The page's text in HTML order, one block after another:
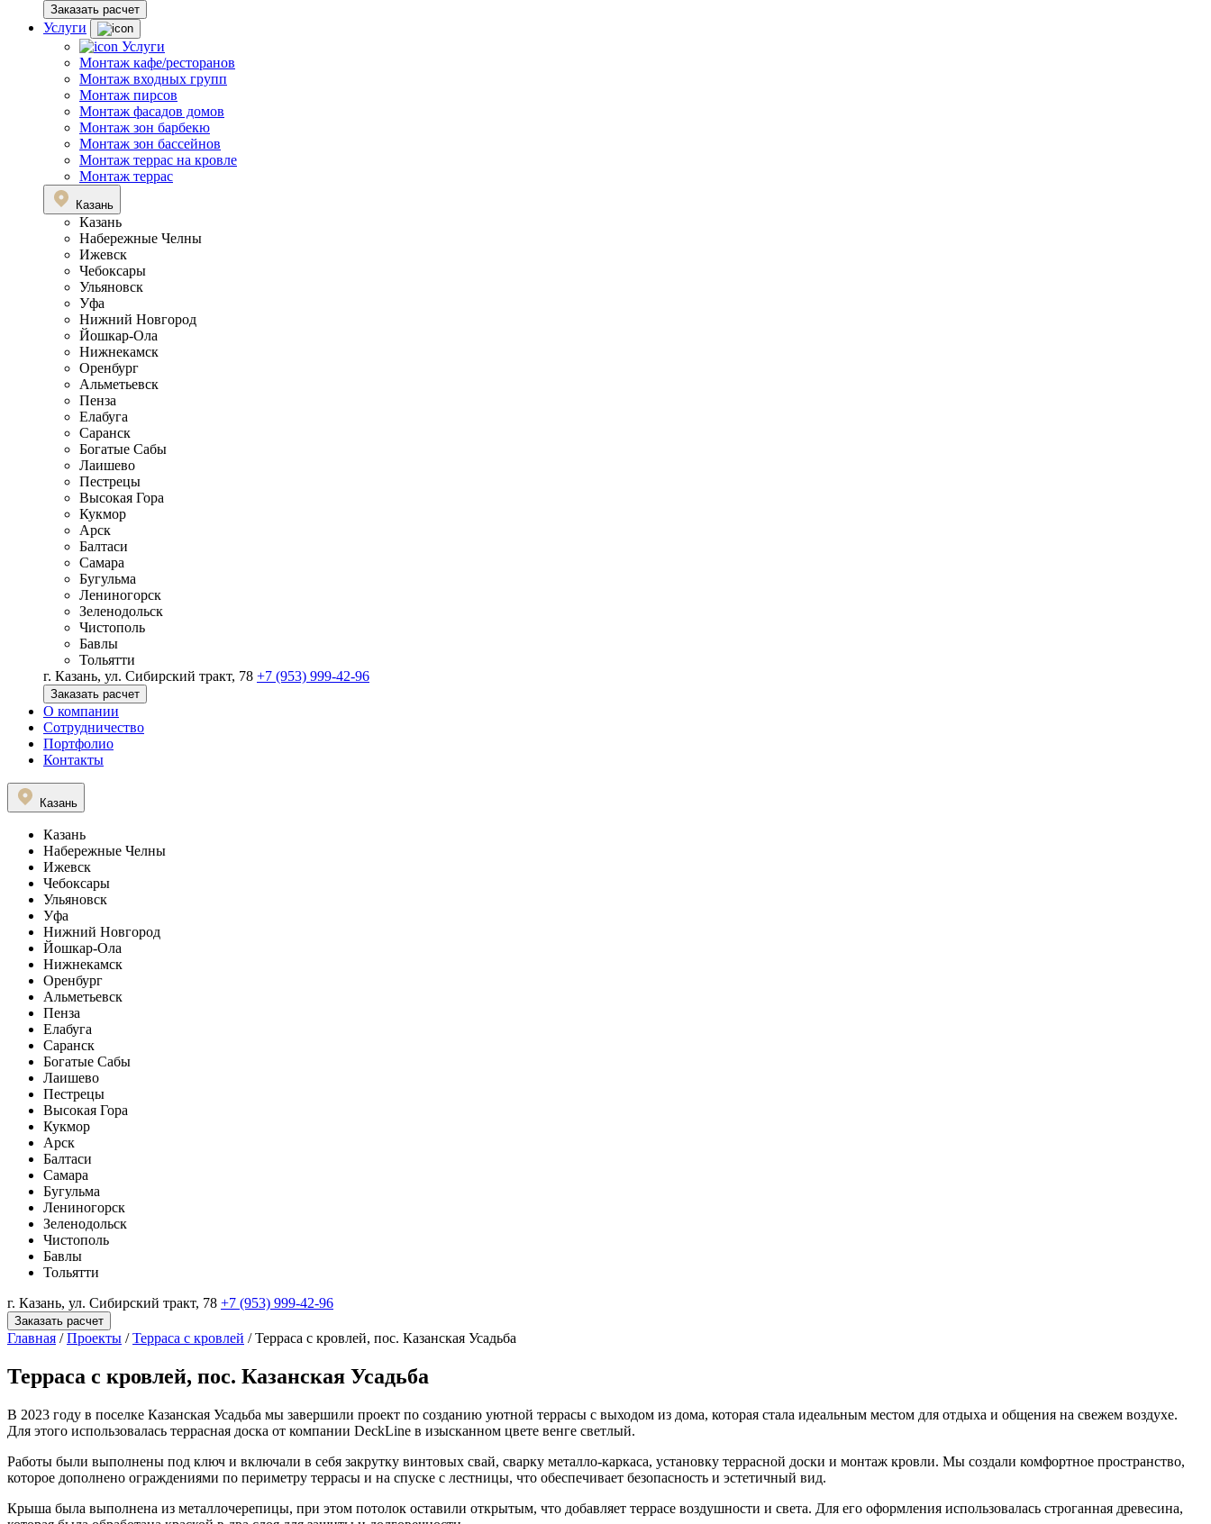
Заказать расчет
Услуги
Услуги
Монтаж кафе/ресторанов
Монтаж входных групп
Монтаж пирсов
Монтаж фасадов домов
Монтаж зон барбекю
Монтаж зон бассейнов
Монтаж террас на кровле
Монтаж террас
Казань
Казань
Набережные Челны
Ижевск
Чебоксары
Ульяновск
Уфа
Нижний Новгород
Йошкар-Ола
Нижнекамск
Оренбург
Альметьевск
Пенза
Елабуга
Саранск
Богатые Сабы
Лаишево
Пестрецы
Высокая Гора
Кукмор
Арск
Балтаси
Самара
Бугульма
Лениногорск
Зеленодольск
Чистополь
Бавлы
Тольятти
г. Казань, ул. Сибирский тракт, 78 +7 (953) 999-42-96
Заказать расчет
О компании
Сотрудничество
Портфолио
Контакты
Казань
Казань
Набережные Челны
Ижевск
Чебоксары
Ульяновск
Уфа
Нижний Новгород
Йошкар-Ола
Нижнекамск
Оренбург
Альметьевск
Пенза
Елабуга
Саранск
Богатые Сабы
Лаишево
Пестрецы
Высокая Гора
Кукмор
Арск
Балтаси
Самара
Бугульма
Лениногорск
Зеленодольск
Чистополь
Бавлы
Тольятти
г. Казань, ул. Сибирский тракт, 78 +7 (953) 999-42-96
Заказать расчет
Главная / Проекты / Терраса с кровлей /Терраса с кровлей, пос. Казанская Усадьба
Терраса с кровлей, пос. Казанская Усадьба
В 2023 году в поселке Казанская Усадьба мы завершили проект по созданию уютной террасы с выходом из дома, которая стала идеальным местом для отдыха и общения на свежем воздухе.
Для этого использовалась террасная доска от компании DeckLine в изысканном цвете венге светлый.
Работы были выполнены под ключ и включали в себя закрутку винтовых свай, сварку металло-каркаса, установку террасной доски и монтаж кровли. Мы создали комфортное пространство,
которое дополнено ограждениями по периметру террасы и на спуске с лестницы, что обеспечивает безопасность и эстетичный вид.
Крыша была выполнена из металлочерепицы, при этом потолок оставили открытым, что добавляет террасе воздушности и света. Для его оформления использовалась строганная древесина,